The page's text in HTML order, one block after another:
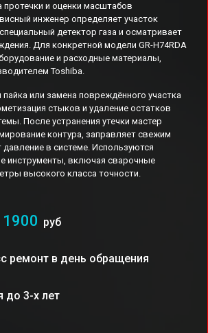
протечки и оценки масштабов
инженер определяет участок
детектор газа и осматривает
Для конкретной модели GR-H74RDA
и расходные материалы,
Toshiba.
или замена повреждённого участка
стыков и удаление остатков
После устранения утечки мастер
контура, заправляет свежим
давление в системе. Используются
инструменты, включая сварочные
высокого класса точности.
1900 руб
ремонт в день обращения
до 3-х лет